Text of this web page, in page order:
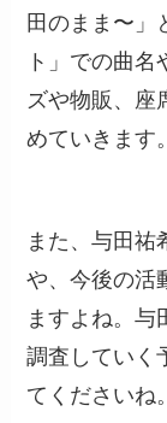
田のまま〜」
ト」での曲
ズや物販、座
めていきます。
また、与田祐
や、今後の活
ますよね。与
調査していく
てくださいね。